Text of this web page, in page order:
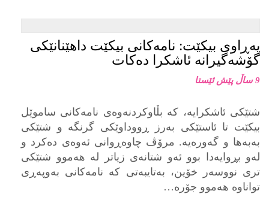
په‌ڕاوی بیكێت: نامەکانی بیکێت داهێنانێکی
گۆشەگیرانە ئاشکرا دەکات
9 ساڵ پێش ئێستا
شتێکی ئاشکرایە، کە بڵاوکردنەوەی نامەکانی ساموێل
بیکێت تا ئاستێکی بەرز ڕووداوێکی گرنگە و شتێکی
بەبەها و گەورەیە. مرۆڤ چاوەڕوانی ئەوەی دەکرد و
لەو بڕوایەدا بوو ئەو شتانەی زیاتر لە هەموو شتێکی
تری نووسەر خۆین، بەتایبەتی کە نامەکانی بەوپەڕی
تواناوە هەموو جۆرە…